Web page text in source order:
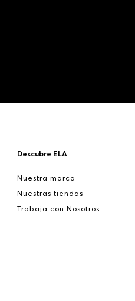
Descubre ELA
Nuestra marca
Nuestras tiendas
Trabaja con Nosotros